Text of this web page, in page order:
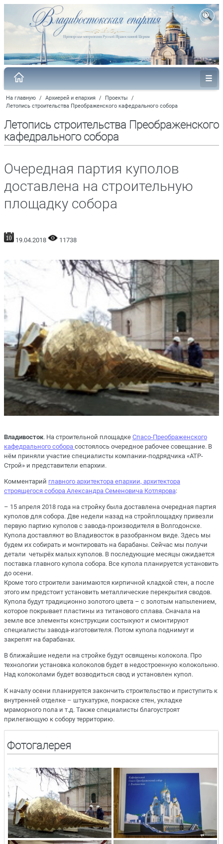
На главную / Архиерей и епархия / Проекты
/
Летопись строительства Преображенского кафедрального собора
Летопись строительства Преображенского
кафедрального собора
Очередная партия куполов
доставлена на строительную
площадку собора
19.04.2018 11738
Владивосток. На строительной площадке Спасо-Преображенского
кафедрального собора состоялось очередное рабочее совещание. В
нём приняли участие специалисты компании-подрядчика «АТР-
Строй» и представители епархии.
Комментарий главного архитектора епархии, архитектора
строящегося собора Александра Семеновича Котлярова:
– 15 апреля 2018 года на стройку была доставлена очередная партия
куполов для собора. Две недели назад на стройплощадку привезли
первую партию куполов с завода-производителя в Волгодонске.
Купола доставляют во Владивосток в разобранном виде. Здесь мы
будем их собирать и монтировать на барабаны. Сейчас мы получи
детали четырёх малых куполов. В последующие месяцы ожидается
поставка главного купола собора. Все купола планируется установить
до осени.
Кроме того строители занимаются кирпичной кладкой стен, а после
этого им предстоит установить металлические перекрытия сводов.
Купола будут традиционно золотого цвета – с золотым напылением,
которое покрывает пластины из титанового сплава. Сначала на
земле все элементы конструкции состыкуют и смонтируют
специалисты завода-изготовителя. Потом купола поднимут и
закрепят на барабанах.
В ближайшие недели на стройке будут освящены колокола. Про
технологии установка колоколов будет в недостроенную колокольню.
Над колоколами будет возводиться свод и установлен купол.
К началу осени планируется закончить строительство и приступить к
внутренней отделке – штукатурке, покраске стен, укладке
мраморного пола и т.д. Также специалисты благоустроят
прилегающую к собору территорию.
Фотогалерея